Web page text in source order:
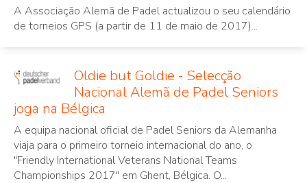
A Associação Alemã de Padel actualizou o seu calendário
de torneios GPS (a partir de 11 de maio de 2017)...
Oldie but Goldie - Selecção
Nacional Alemã de Padel Seniors
joga na Bélgica
A equipa nacional oficial de Padel Seniors da Alemanha
viaja para o primeiro torneio internacional do ano, o
"Friendly International Veterans National Teams
Championships 2017" em Ghent, Bélgica. O...